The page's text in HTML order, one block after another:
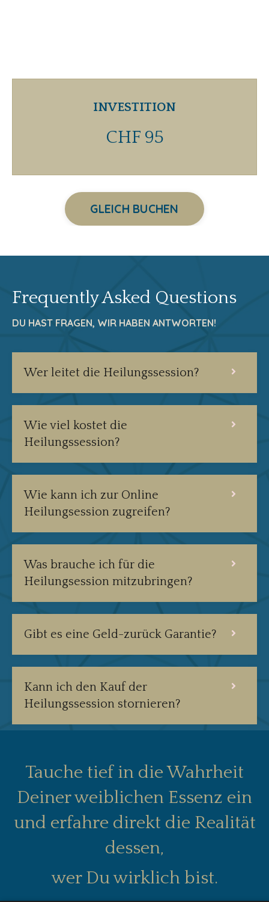
INVESTITION
CHF 95
GLEICH BUCHEN
Frequently Asked Questions
DU HAST FRAGEN, WIR HABEN ANTWORTEN!
Wer leitet die Heilungssession?
Wie viel kostet die
Heilungssession?
Wie kann ich zur Online
Heilungsession zugreifen?
Was brauche ich für die
Heilungsession mitzubringen?
Gibt es eine Geld-zurück Garantie?
Kann ich den Kauf der
Heilungssession stornieren?
Tauche tief in die Wahrheit
Deiner weiblichen Essenz ein
und erfahre direkt die Realität
dessen,
wer Du wirklich bist.